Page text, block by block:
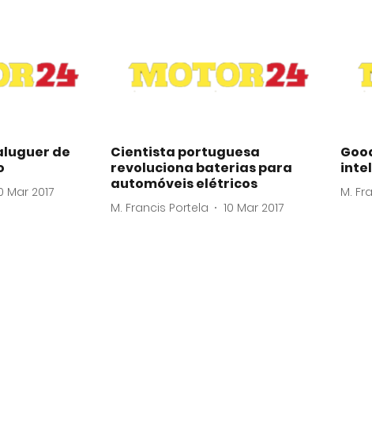
de
Mar 2017
Cientista portuguesa
revoluciona baterias para
automóveis elétricos
M. Francis Portela 10 Mar 2017
M.